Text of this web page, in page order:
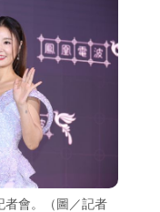
者會。（圖／記者